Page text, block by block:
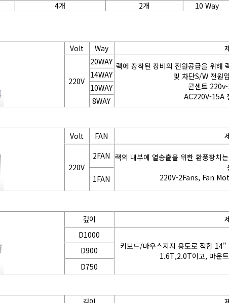
4개
2개 10 Way
Volt Way
220V
20WAY
및 차단S/W 전원
콘센트
AC220V-15A
14WAY
10WAY
8WAY
Volt FAN
220V
2FAN
220V-2Fans, Fan
1FAN
깊이
D1000
1.6T,2.0T이고, 마운
D900
D750